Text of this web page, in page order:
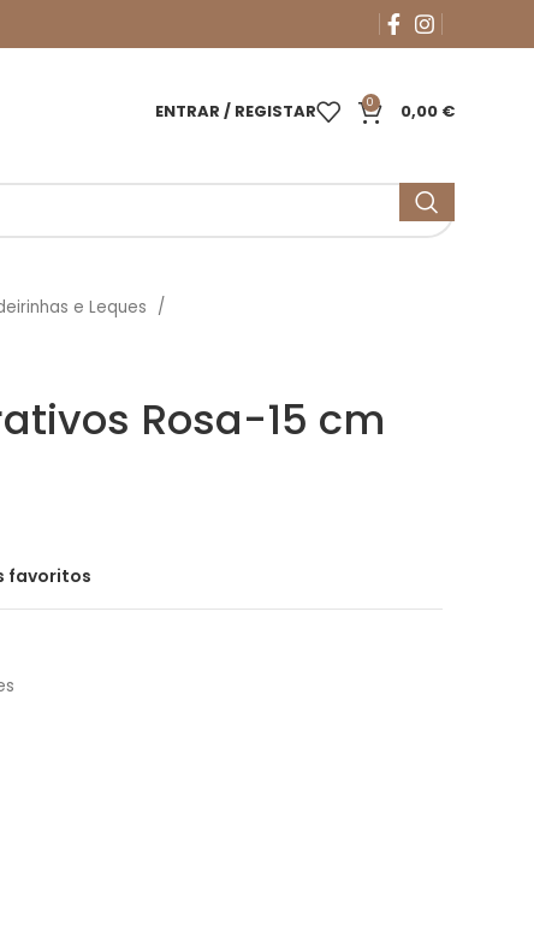
ENTRAR / REGISTAR 0 0,00 €
e Leques
Rosa-15 cm
favoritos